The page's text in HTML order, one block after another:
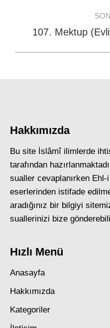
107. Mektup
Hakkımızda
Bu site İslâmî ilimlerde
tarafından
sualler cevaplanırken
eserlerinden istifade
aradığınız bir bilgiyi
suallerinizi bize
Hızlı Menü
Anasayfa
Hakkımızda
Kategoriler